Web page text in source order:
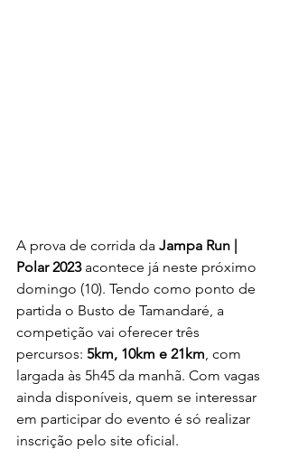
A prova de corrida da Jampa Run |
Polar 2023 acontece já neste próximo
domingo (10). Tendo como ponto de
partida o Busto de Tamandaré, a
competição vai oferecer três
percursos: 5km, 10km e 21km, com
largada às 5h45 da manhã. Com vagas
ainda disponíveis, quem se interessar
em participar do evento é só realizar
inscrição pelo site oficial.